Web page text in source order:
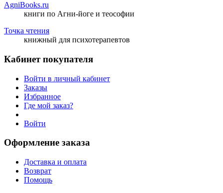
AgniBooks.ru
книги по Агни-йоге и теософии
Точка чтения
книжный для психотерапевтов
Кабинет покупателя
Войти в личный кабинет
Заказы
Избранное
Где мой заказ?
Войти
Оформление заказа
Доставка и оплата
Возврат
Помощь